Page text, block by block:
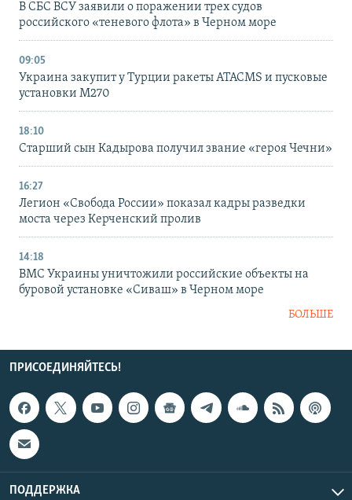
В СБС ВСУ заявили о поражении трех судов
российского «теневого флота» в Черном море
09:05
Украина закупит у Турции ракеты ATACMS и пусковые
установки M270
18:10
Старший сын Кадырова получил звание «героя Чечни»
16:27
Легион «Свобода России» показал кадры разведки
моста через Керченский пролив
14:18
ВМС Украины уничтожили российские объекты на
буровой установке «Сиваш» в Черном море
БОЛЬШЕ
ПРИСОЕДИНЯЙТЕСЬ!
ПОДДЕРЖКА